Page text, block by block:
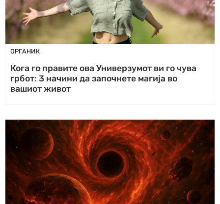
ОРГАНИК
Кога го правите ова Универзумот ви го чува
грбот: 3 начини да започнете магија во
вашиот живот